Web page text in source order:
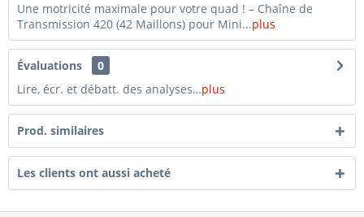
Une motricité maximale pour votre quad ! – Chaîne de
Transmission 420 (42 Maillons) pour Mini...plus
Évaluations
0
Lire, écr. et débatt. des analyses…plus
Prod. similaires
Les clients ont aussi acheté